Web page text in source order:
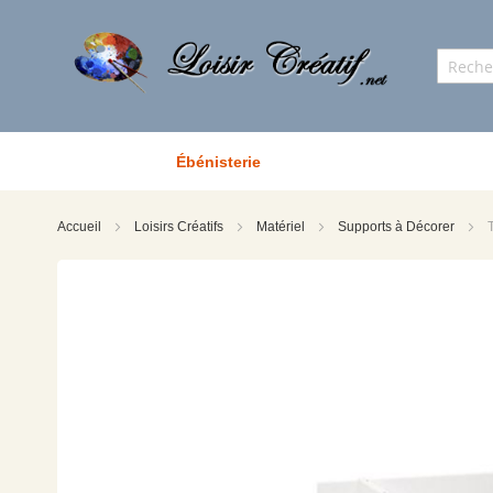
Ébénisterie
Accueil Loisirs Créatifs Matériel Supports à Décorer